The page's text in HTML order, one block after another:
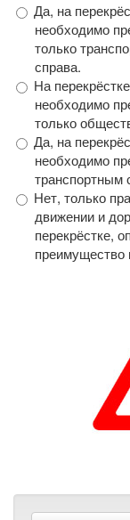
Да, на
необходимо
только
справа.
На
необходимо
только
Да, на
необходимо
транспортным
Нет, только
движении и
перекрёстке,
преимущество